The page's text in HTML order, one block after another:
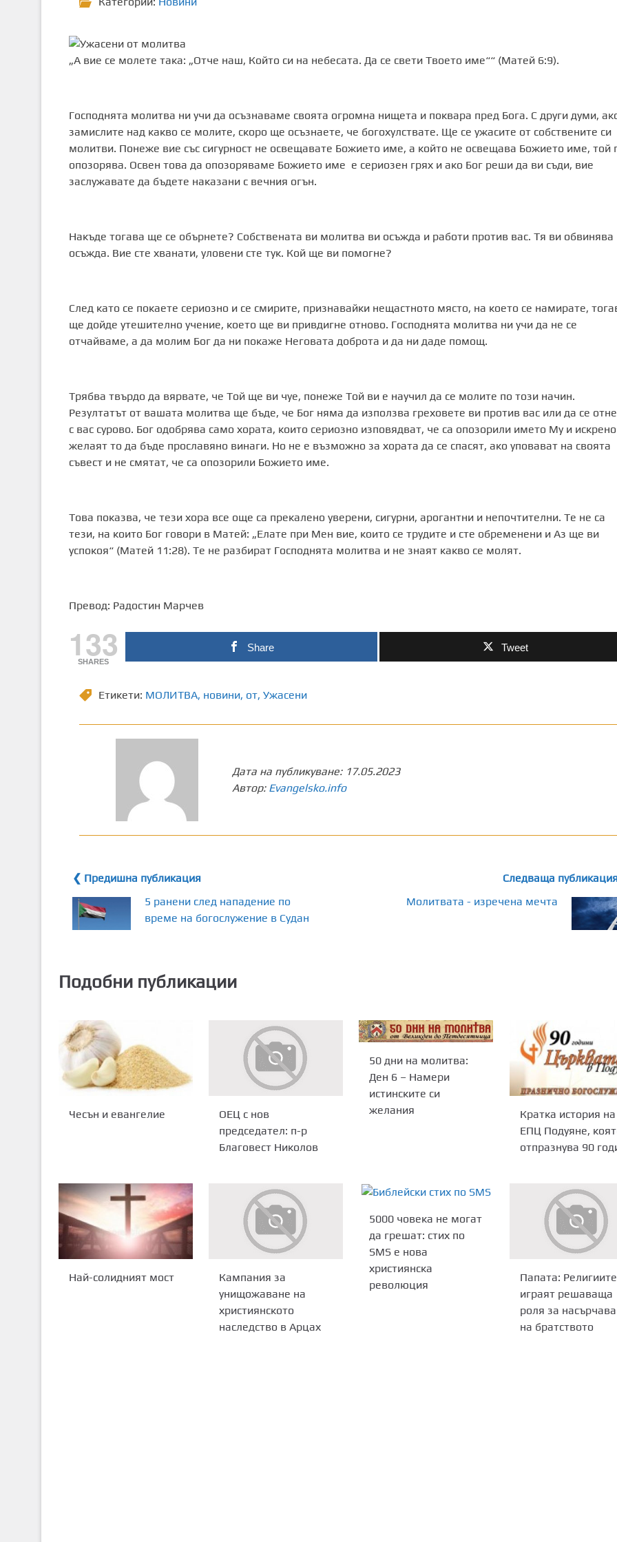
„А вие се молете така: „Отче наш, Който си на небесата. Да се свети Твоето име““ (Матей 6:9).
Господнята молитва ни учи да осъзнаваме своята огромна нищета и поквара пред Бога. С други думи,
замислите над какво се молите, скоро ще осъзнаете, че богохулствате. Ще се ужасите от собствените си
молитви. Понеже вие със сигурност не освещавате Божието име, а който не освещава Божието име, той
опозорява. Освен това да опозоряваме Божието име е сериозен грях и ако Бог реши да ви съди, вие
заслужавате да бъдете наказани с вечния огън.
Накъде тогава ще се обърнете? Собствената ви молитва ви осъжда и работи против вас. Тя ви обвинява
осъжда. Вие сте хванати, уловени сте тук. Кой ще ви помогне?
След като се покаете сериозно и се смирите, признавайки нещастното място, на което се намирате,
ще дойде утешително учение, което ще ви привдигне отново. Господнята молитва ни учи да не се
отчайваме, а да молим Бог да ни покаже Неговата доброта и да ни даде помощ.
Трябва твърдо да вярвате, че Той ще ви чуе, понеже Той ви е научил да се молите по този начин.
Резултатът от вашата молитва ще бъде, че Бог няма да използва греховете ви против вас или да се
с вас сурово. Бог одобрява само хората, които сериозно изповядват, че са опозорили името Му и искрено
желаят то да бъде прославяно винаги. Но не е възможно за хората да се спасят, ако уповават на своята
съвест и не смятат, че са опозорили Божието име.
Това показва, че тези хора все още са прекалено уверени, сигурни, арогантни и непочтителни. Те не са
тези, на които Бог говори в Матей: „Елате при Мен вие, които се трудите и сте обременени и Аз ще ви
успокоя“ (Матей 11:28). Те не разбират Господнята молитва и не знаят какво се молят.
Превод: Радостин Марчев
133
SHARES
Share Tweet
Етикети: МОЛИТВА, новини, от, Ужасени
Дата на публикуване: 17.05.2023
Автор: Evangelsko.info
❮ Предишна публикация
5 ранени след нападение по
време на богослужение в Судан
Следваща
Молитвата - изречена мечта
Подобни публикации
Чесън и евангелие
ОЕЦ с нов
председател: п-р
Благовест Николов
50 дни на молитва:
Ден 6 – Намери
истинските си
желания
Кратка история на
ЕПЦ Подуяне,
отпразнува 90
Най-солидният мост
Кампания за
унищожаване на
християнското
наследство в Арцах
5000 човека не могат
да грешат: стих по
SMS е нова
християнска
революция
Папата: Религиите
играят решаваща
роля за
на братството